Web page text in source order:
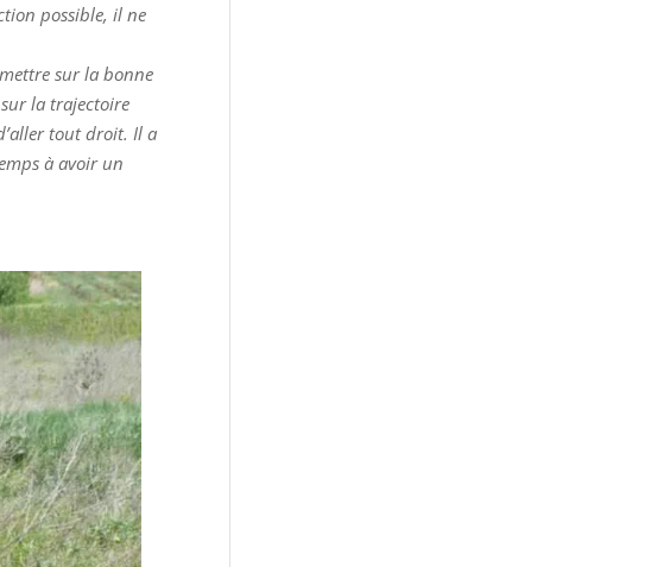
possible, il ne
sur la bonne
la trajectoire
tout droit. Il a
à avoir un